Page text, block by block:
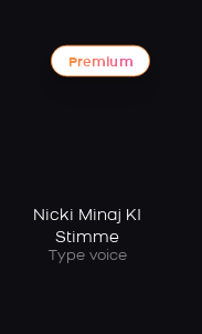
Premium
Nicki Minaj KI
Stimme
Type voice